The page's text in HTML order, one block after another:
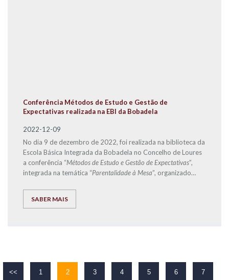
Conferência Métodos de Estudo e Gestão de
Expectativas realizada na EBI da Bobadela
2022-12-09
No dia 9 de dezembro de 2022, foi realizada na biblioteca da
Escola Básica Integrada da Bobadela no Concelho de Loures
a conferência “Métodos de Estudo e Gestão de Expectativas”,
integrada na temática “Parentalidade à Mesa”, organizado
daEXPLICOLÂNDIA
SABER MAIS
<< 1 2 3 4 5 6 7